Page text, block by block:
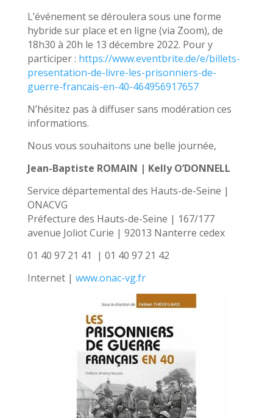
L’événement se déroulera sous une forme
hybride sur place et en ligne (via Zoom), de
18h30 à 20h le 13 décembre 2022. Pour y
participer : https://www.eventbrite.de/e/billets-
presentation-de-livre-les-prisonniers-de-
guerre-francais-en-40-464956917657
N’hésitez pas à diffuser sans modération ces
informations.
Nous vous souhaitons une belle journée,
Jean-Baptiste ROMAIN | Kelly O’DONNELL
Service départemental des Hauts-de-Seine |
ONACVG
Préfecture des Hauts-de-Seine | 167/177
avenue Joliot Curie | 92013 Nanterre cedex
01 40 97 21 41 | 01 40 97 21 42
Internet | www.onac-vg.fr